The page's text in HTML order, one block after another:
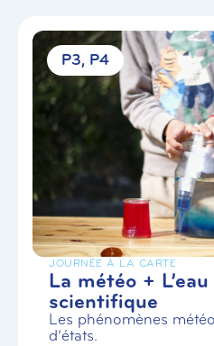
P3 P4
JOURNÉE À LA CARTE
La météo +
scientifique
Les phénomènes
d’états.